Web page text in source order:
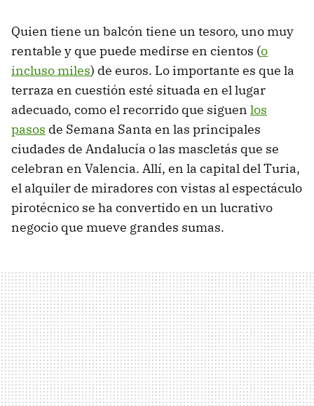
Quien tiene un balcón tiene un tesoro, uno muy
rentable y que puede medirse en cientos (o
incluso miles) de euros. Lo importante es que la
terraza en cuestión esté situada en el lugar
adecuado, como el recorrido que siguen los
pasos de Semana Santa en las principales
ciudades de Andalucía o las mascletás que se
celebran en Valencia. Allí, en la capital del Turia,
el alquiler de miradores con vistas al espectáculo
pirotécnico se ha convertido en un lucrativo
negocio que mueve grandes sumas.